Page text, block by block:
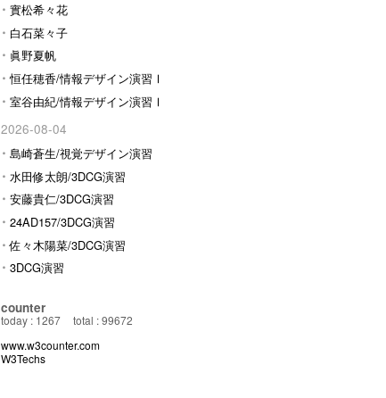
實松希々花
白石菜々子
眞野夏帆
恒任穂香/情報デザイン演習Ⅰ
室谷由紀/情報デザイン演習Ⅰ
2026-08-04
島崎蒼生/視覚デザイン演習
水田修太朗/3DCG演習
安藤貴仁/3DCG演習
24AD157/3DCG演習
佐々木陽菜/3DCG演習
3DCG演習
counter
today : 1267
total : 99672
www.w3counter.com
W3Techs